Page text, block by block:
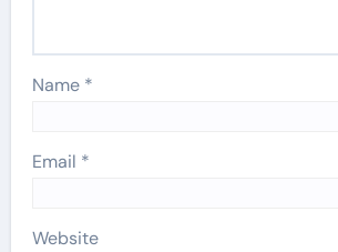
Name *
Email *
Website